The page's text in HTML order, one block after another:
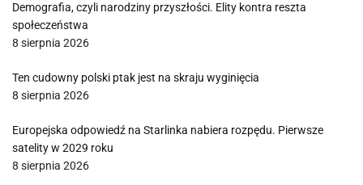
Demografia, czyli narodziny przyszłości. Elity kontra reszta
społeczeństwa
8 sierpnia 2026
Ten cudowny polski ptak jest na skraju wyginięcia
8 sierpnia 2026
Europejska odpowiedź na Starlinka nabiera rozpędu. Pierwsze
satelity w 2029 roku
8 sierpnia 2026